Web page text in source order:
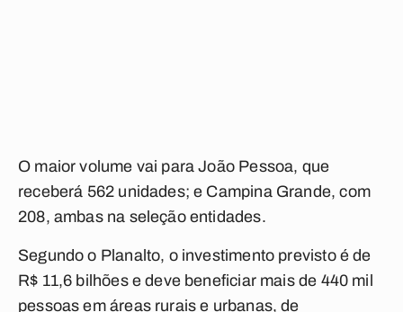
O maior volume vai para João Pessoa, que
receberá 562 unidades; e Campina Grande, com
208, ambas na seleção entidades.
Segundo o Planalto, o investimento previsto é de
R$ 11,6 bilhões e deve beneficiar mais de 440 mil
pessoas em áreas rurais e urbanas, de